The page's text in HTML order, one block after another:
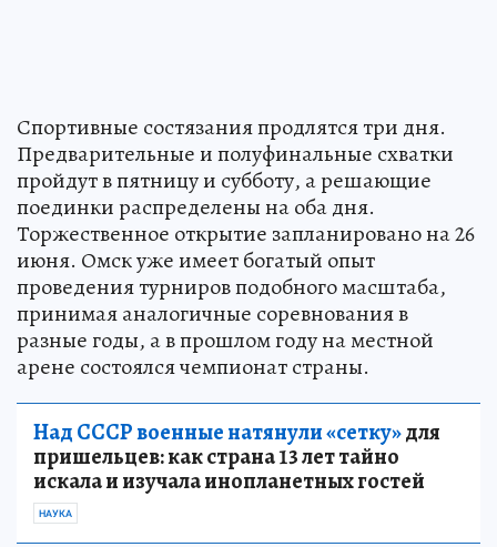
Спортивные состязания продлятся три дня.
Предварительные и полуфинальные схватки
пройдут в пятницу и субботу, а решающие
поединки распределены на оба дня.
Торжественное открытие запланировано на 26
июня. Омск уже имеет богатый опыт
проведения турниров подобного масштаба,
принимая аналогичные соревнования в
разные годы, а в прошлом году на местной
арене состоялся чемпионат страны.
Над СССР военные натянули «сетку»для
пришельцев: как страна 13 лет тайно
искала и изучала инопланетных гостей
НАУКА